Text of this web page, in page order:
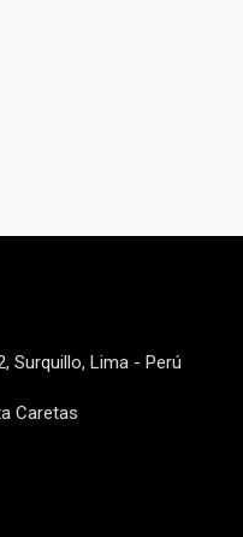
Surquillo, Lima - Perú
Caretas